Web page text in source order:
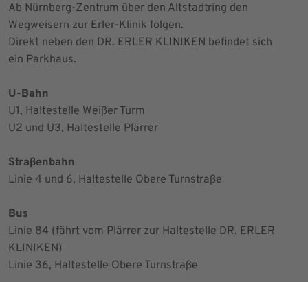
Ab Nürnberg-Zentrum über den Altstadtring den
Wegweisern zur Erler-Klinik folgen.
Direkt neben den DR. ERLER KLINIKEN befindet sich
ein Parkhaus.
U-Bahn
U1, Haltestelle Weißer Turm
U2 und U3, Haltestelle Plärrer
Straßenbahn
Linie 4 und 6, Haltestelle Obere Turnstraße
Bus
Linie 84 (fährt vom Plärrer zur Haltestelle DR. ERLER
KLINIKEN)
Linie 36, Haltestelle Obere Turnstraße